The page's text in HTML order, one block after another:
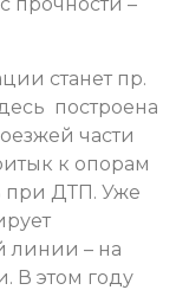
станет пр.
построена
части
к опорам
при ДТП. Уже
линии – на
В этом году